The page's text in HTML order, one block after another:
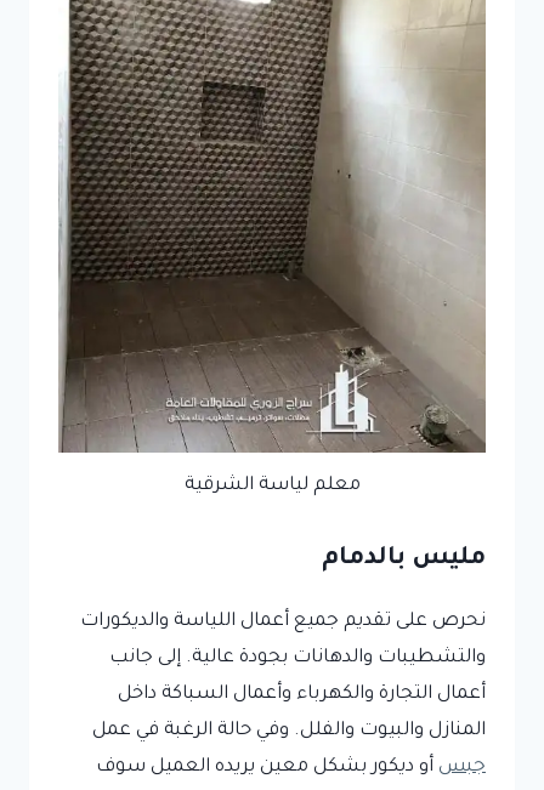
معلم لياسة الشرقية
مليس بالدمام
نحرص على تقديم جميع أعمال اللياسة والديكورات
والتشطيبات والدهانات بجودة عالية. إلى جانب
أعمال التجارة والكهرباء وأعمال السباكة داخل
المنازل والبيوت والفلل. وفي حالة الرغبة في عمل
جبس أو ديكور بشكل معين يريده العميل سوف